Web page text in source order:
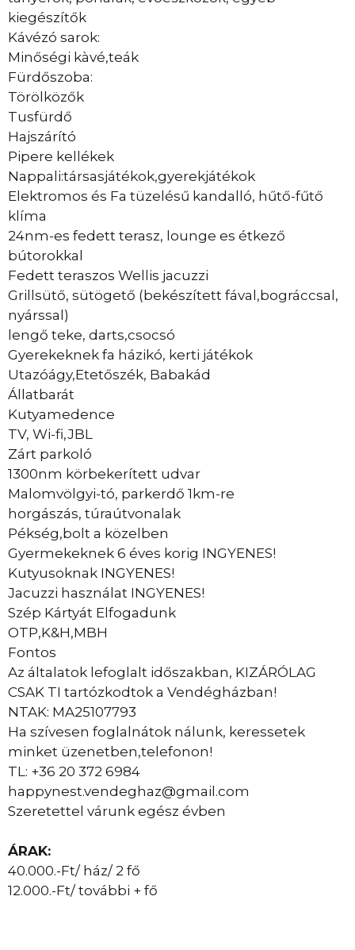
kiegészítők
Kávézó sarok:
Minőségi kàvé,teák
Fürdőszoba:
Törölközők
Tusfürdő
Hajszárító
Pipere kellékek
Nappali:társasjátékok,gyerekjátékok
Elektromos és Fa tüzelésű kandalló, hűtő-fűtő
klíma
24nm-es fedett terasz, lounge es étkező
bútorokkal
Fedett teraszos Wellis jacuzzi
Grillsütő, sütögető (bekészített fával,bográccsal,
nyárssal)
lengő teke, darts,csocsó
Gyerekeknek fa házikó, kerti játékok
Utazóágy,Etetőszék, Babakád
Állatbarát
Kutyamedence
TV, Wi-fi,JBL
Zárt parkoló
1300nm körbekerített udvar
Malomvölgyi-tó, parkerdő 1km-re
horgászás, túraútvonalak
Pékség,bolt a közelben
Gyermekeknek 6 éves korig INGYENES!
Kutyusoknak INGYENES!
Jacuzzi használat INGYENES!
Szép Kártyát Elfogadunk
OTP,K&H,MBH
Fontos
Az általatok lefoglalt időszakban, KIZÁRÓLAG
CSAK TI tartózkodtok a Vendégházban!
NTAK: MA25107793
Ha szívesen foglalnátok nálunk, keressetek
minket üzenetben,telefonon!
TL: +36 20 372 6984
happynest.vendeghaz@gmail.com
Szeretettel várunk egész évben
ÁRAK:
40.000.-Ft/ ház/ 2 fő
12.000.-Ft/ további + fő